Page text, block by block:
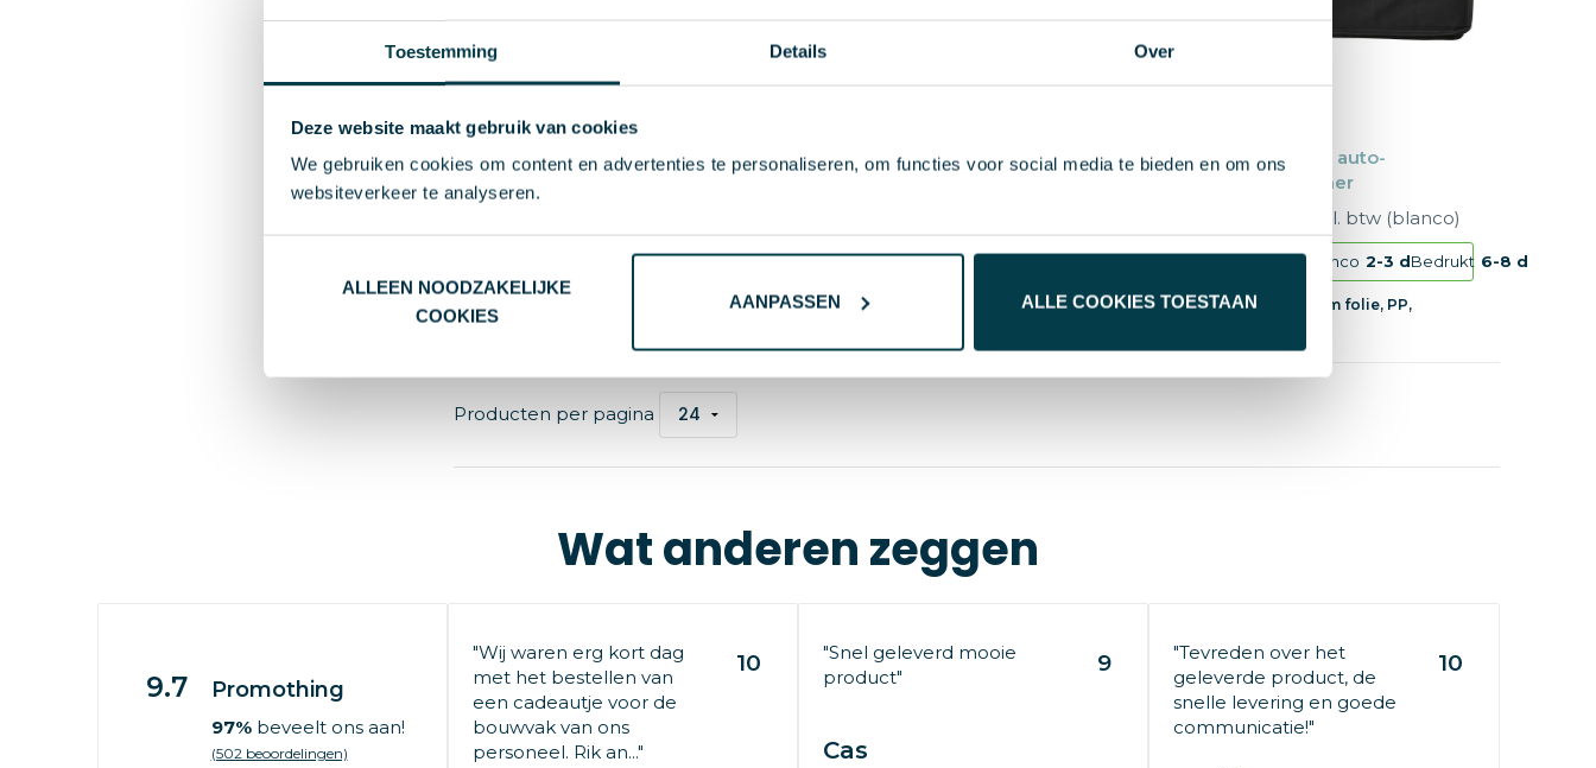
Toestemming Details Over
Deze website maakt gebruik van cookies
We gebruiken cookies om content en advertenties te personaliseren, om functies voor social media te bieden en om ons
websiteverkeer te analyseren.
ALLEEN NOODZAKELIJKE
COOKIES
AANPASSEN ALLE COOKIES TOESTAAN
Auto-organizer Simon |
Blanco 2-3 dBedrukt 6-8 d
Polyester 600D, Metaal, Rubber
Volty Aware™ RPET opbergtas
Vanaf 10 st.Blanco 1-3 dBedrukt 6-8 d
rPET, rPET
Polyester (600D) auto-
organizer Thatcher
vanaf excl. btw (blanco)
10 st.Blanco 2-3 dBedrukt 6-8 d
Karton, Aluminium folie, PP,
Producten per pagina
Wat anderen zeggen
9.7 Promothing
97%beveelt ons aan!
(502 beoordelingen)
"Wij waren erg kort dag
met het bestellen van
een cadeautje voor de
bouwvak van ons
personeel. Rik an..."
10
"Snel geleverd mooie
product"
9
Cas
"Tevreden over het
geleverde product, de
snelle levering en goede
communicatie!"
10